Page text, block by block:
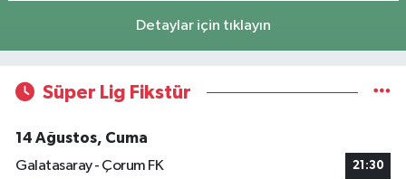
Detaylar için tıklayın
Süper Lig Fikstür
14 Ağustos, Cuma
Galatasaray - Çorum FK
21:30